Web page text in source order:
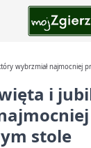
wybrzmiał najmocniej
i
stole